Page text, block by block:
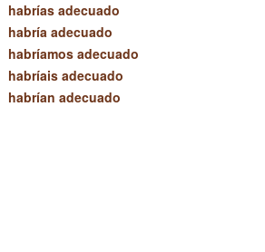
habrías adecuado
habría adecuado
habríamos adecuado
habríais adecuado
habrían adecuado